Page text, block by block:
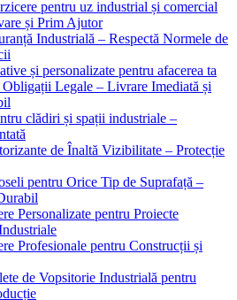
pentru uz industrial și comercial
și Prim Ajutor
Industrială – Respectă Normele de
și personalizate pentru afacerea ta
Obligații Legale – Livrare Imediată și
clădiri și spații industriale –
de Înaltă Vizibilitate – Protecție
pentru Orice Tip de Suprafață –
Personalizate pentru Proiecte
Profesionale pentru Construcții și
de Vopsitorie Industrială pentru